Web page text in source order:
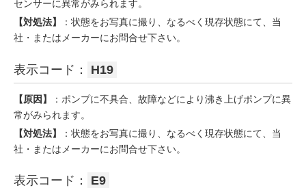
センサーに異常がみられます。
【対処法】
：状態をお写真に撮り、なるべく現存状態にて、当
社・またはメーカーにお問合せ下さい。
表示コード： H19
【原因】
：ポンプに不具合、故障などにより沸き上げポンプに異
常がみられます。
【対処法】
：状態をお写真に撮り、なるべく現存状態にて、当
社・またはメーカーにお問合せ下さい。
表示コード： E9